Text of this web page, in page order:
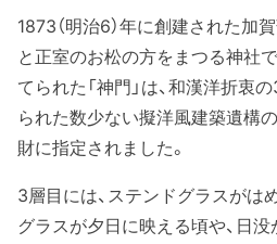
1873（明治6）年に創建された加
と正室のお松の方をまつる神社で
てられた「神門」は、和漢洋折衷
られた数少ない擬洋風建築遺構
財に指定されました。
3層目には、ステンドグラスがは
グラスが夕日に映える頃や、日